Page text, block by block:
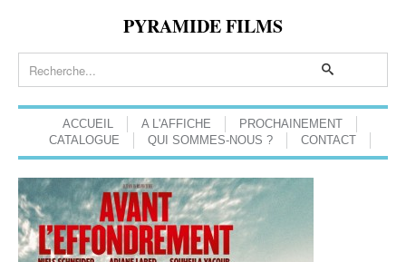
PYRAMIDE FILMS
ACCUEIL A L'AFFICHE
PROCHAINEMENT
CATALOGUE
QUI SOMMES-NOUS ? CONTACT